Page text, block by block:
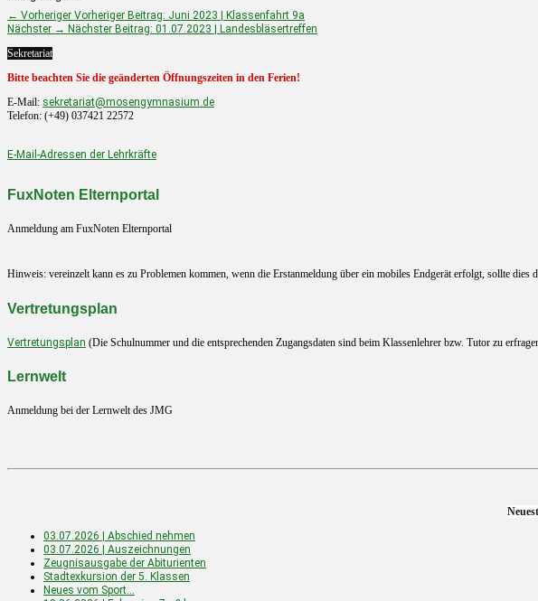
← Vorheriger Vorheriger Beitrag: Juni 2023 | Klassenfahrt 9a
Nächster → Nächster Beitrag: 01.07.2023 | Landesbläsertreffen
Sekretariat
Bitte beachten Sie die geänderten Öffnungszeiten in den Ferien!
E-Mail: sekretariat@mosengymnasium.de
Telefon: (+49) 037421 22572
E-Mail-Adressen der Lehrkräfte
FuxNoten Elternportal
Anmeldung am FuxNoten Elternportal
Hinweis: vereinzelt kann es zu Problemen kommen, wenn die Erstanmeldung über ein mobiles Endgerät erfolgt, sollte
Vertretungsplan
Vertretungsplan (Die Schulnummer und die entsprechenden Zugangsdaten sind beim Klassenlehrer bzw. Tutor zu
Lernwelt
Anmeldung bei der Lernwelt des JMG
03.07.2026 | Abschied nehmen
03.07.2026 | Auszeichnungen
Zeugnisausgabe der Abiturienten
Stadtexkursion der 5. Klassen
Neues vom Sport…